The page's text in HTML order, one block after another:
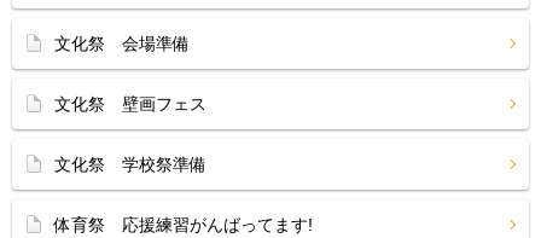
文化祭 会場準備
文化祭 壁画フェス
文化祭 学校祭準備
体育祭 応援練習がんばってます!